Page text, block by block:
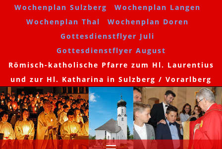
Wochenplan Sulzberg
Wochenplan Langen
Wochenplan Thal
Wochenplan Doren
Gottesdienstflyer Juli
Gottesdienstflyer August
Römisch-katholische Pfarre zum Hl. Laurentius
und zur Hl. Katharina in Sulzberg / Vorarlberg